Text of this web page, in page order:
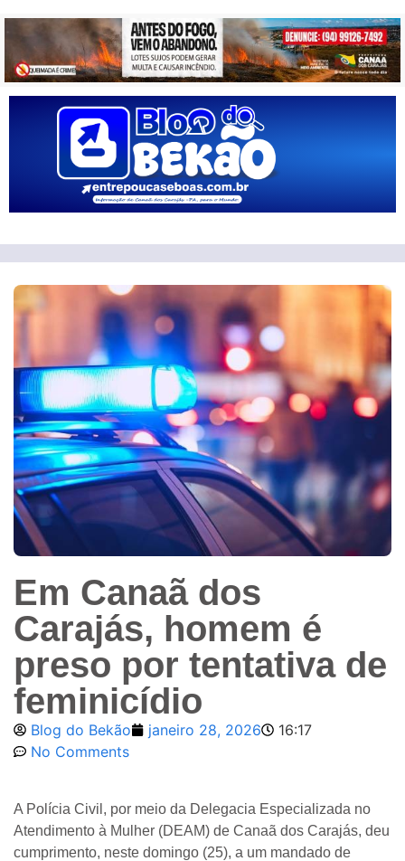
Em Canaã dos
Carajás, homem é
preso por tentativa de
feminicídio
Blog do Bekão janeiro 28, 2026
16:17
No Comments
A Polícia Civil, por meio da Delegacia Especializada no
Atendimento à Mulher (DEAM) de Canaã dos Carajás, deu
cumprimento, neste domingo (25), a um mandado de